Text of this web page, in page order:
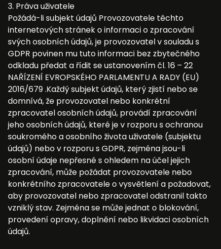
3. Práva uživatele
Požádá-li subjekt údajů Provozovatele těchto
internetových stránek o informaci o zpracování
svých osobních údajů, je provozovatel v souladu s
GDPR povinen mu tuto informaci bez zbytečného
odkladu předat a řídit se ustanovením čl. 16 – 22
NAŘÍZENÍ EVROPSKÉHO PARLAMENTU A RADY (EU)
2016/679 .Každý subjekt údajů, který zjistí nebo se
domnívá, že provozovatel nebo konkrétní
zpracovatel osobních údajů, provádí zpracování
jeho osobních údajů, které je v rozporu s ochranou
soukromého a osobního života uživatele (subjektu
údajů) nebo v rozporu s GDPR, zejména jsou-li
osobní údaje nepřesné s ohledem na účel jejich
zpracování, může požádat provozovatele nebo
konkrétního zpracovatele o vysvětlení a požadovat,
aby provozovatel nebo zpracovatel odstranil takto
vzniklý stav. Zejména se může jednat o blokování,
provedení opravy, doplnění nebo likvidaci osobních
údajů.